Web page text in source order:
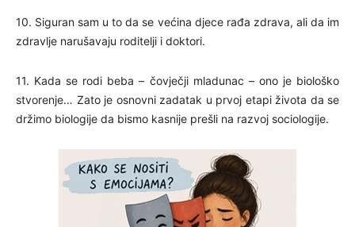
10. Siguran sam u to da se većina djece rađa zdrava, ali da im
zdravlje narušavaju roditelji i doktori.
11. Kada se rodi beba – čovječji mladunac – ono je biološko
stvorenje… Zato je osnovni zadatak u prvoj etapi života da se
držimo biologije da bismo kasnije prešli na razvoj sociologije.